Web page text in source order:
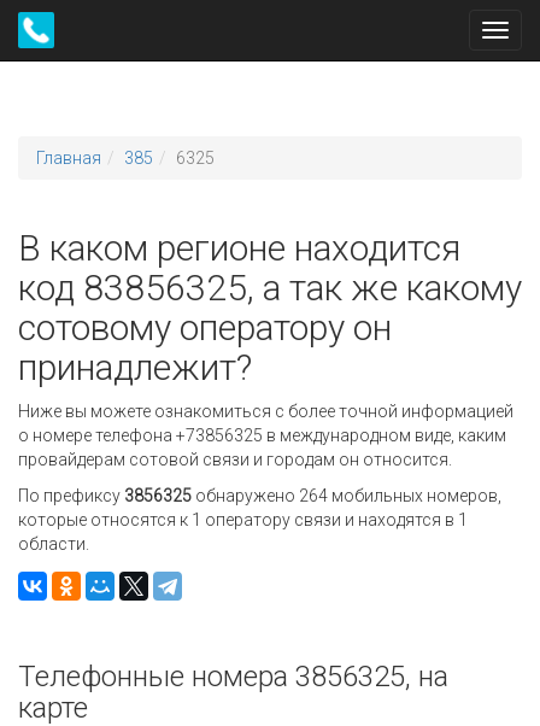
Главная 385 6325
В каком регионе находится
код 83856325, а так же какому
сотовому оператору он
принадлежит?
Ниже вы можете ознакомиться с более точной информацией
о номере телефона +73856325 в международном виде, каким
провайдерам сотовой связи и городам он относится.
По префиксу 3856325 обнаружено 264 мобильных номеров,
которые относятся к 1 оператору связи и находятся в 1
области.
Телефонные номера 3856325, на
карте